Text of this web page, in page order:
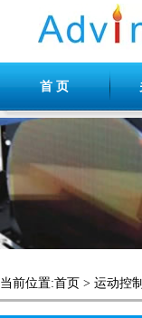
首 页
当前位置:首页 > 运动控制